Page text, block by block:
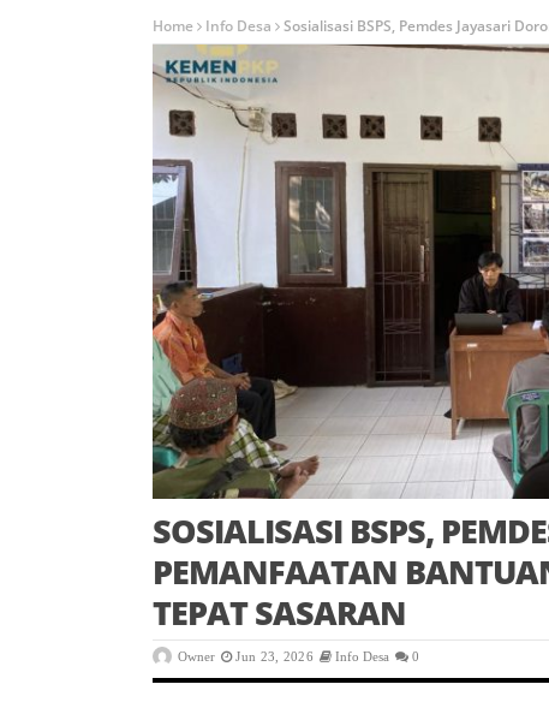
Home Info Desa Sosialisasi BSPS, Pemdes Jayasari
SOSIALISASI BSPS,
PEMANFAATAN
TEPAT SASARAN
Owner Jun 23, 2026 Info Desa 0